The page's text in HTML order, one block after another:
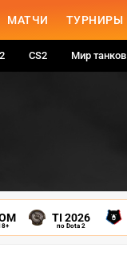
МАТЧИ ТУРНИРЫ
CS2 Мир танков
TI 2026
по Dota 2